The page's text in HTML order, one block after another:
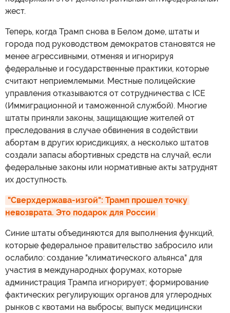
жест.
Теперь, когда Трамп снова в Белом доме, штаты и
города под руководством демократов становятся не
менее агрессивными, отменяя и игнорируя
федеральные и государственные практики, которые
считают неприемлемыми. Местные полицейские
управления отказываются от сотрудничества с ICE
(Иммиграционной и таможенной службой). Многие
штаты приняли законы, защищающие жителей от
преследования в случае обвинения в содействии
абортам в других юрисдикциях, а несколько штатов
создали запасы абортивных средств на случай, если
федеральные законы или нормативные акты затруднят
их доступность.
"Сверхдержава-изгой": Трамп прошел точку
невозврата. Это подарок для России
Синие штаты объединяются для выполнения функций,
которые федеральное правительство забросило или
ослабило: создание "климатического альянса" для
участия в международных форумах, которые
администрация Трампа игнорирует; формирование
фактических регулирующих органов для углеродных
рынков с квотами на выбросы; выпуск медицински